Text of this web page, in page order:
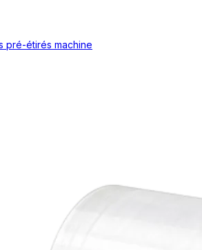
pré-étirés machine